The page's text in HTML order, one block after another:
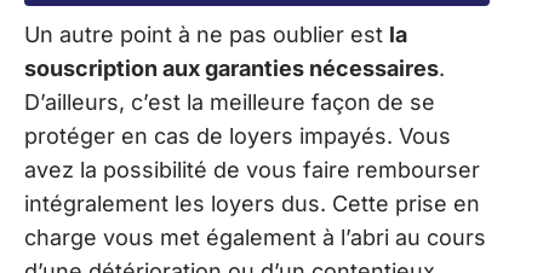
Un autre point à ne pas oublier est la
souscription aux garanties nécessaires.
D’ailleurs, c’est la meilleure façon de se
protéger en cas de loyers impayés. Vous
avez la possibilité de vous faire rembourser
intégralement les loyers dus. Cette prise en
charge vous met également à l’abri au cours